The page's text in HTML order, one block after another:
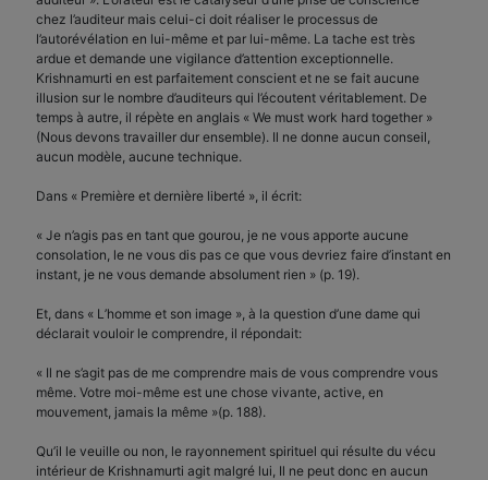
chez l’auditeur mais celui-ci doit réaliser le processus de
l’autorévélation en lui-même et par lui-même. La tache est très
ardue et demande une vigilance d’attention exceptionnelle.
Krishnamurti en est parfaitement conscient et ne se fait aucune
illusion sur le nombre d’auditeurs qui l’écoutent véritablement. De
temps à autre, il répète en anglais « We must work hard together »
(Nous devons travailler dur ensemble). Il ne donne aucun conseil,
aucun modèle, aucune technique.
Dans « Première et dernière liberté », il écrit:
« Je n’agis pas en tant que gourou, je ne vous apporte aucune
consolation, le ne vous dis pas ce que vous devriez faire d’instant en
instant, je ne vous demande absolument rien » (p. 19).
Et, dans « L’homme et son image », à la question d’une dame qui
déclarait vouloir le comprendre, il répondait:
« Il ne s’agit pas de me comprendre mais de vous comprendre vous
même. Votre moi-même est une chose vivante, active, en
mouvement, jamais la même »(p. 188).
Qu’il le veuille ou non, le rayonnement spirituel qui résulte du vécu
intérieur de Krishnamurti agit malgré lui, Il ne peut donc en aucun